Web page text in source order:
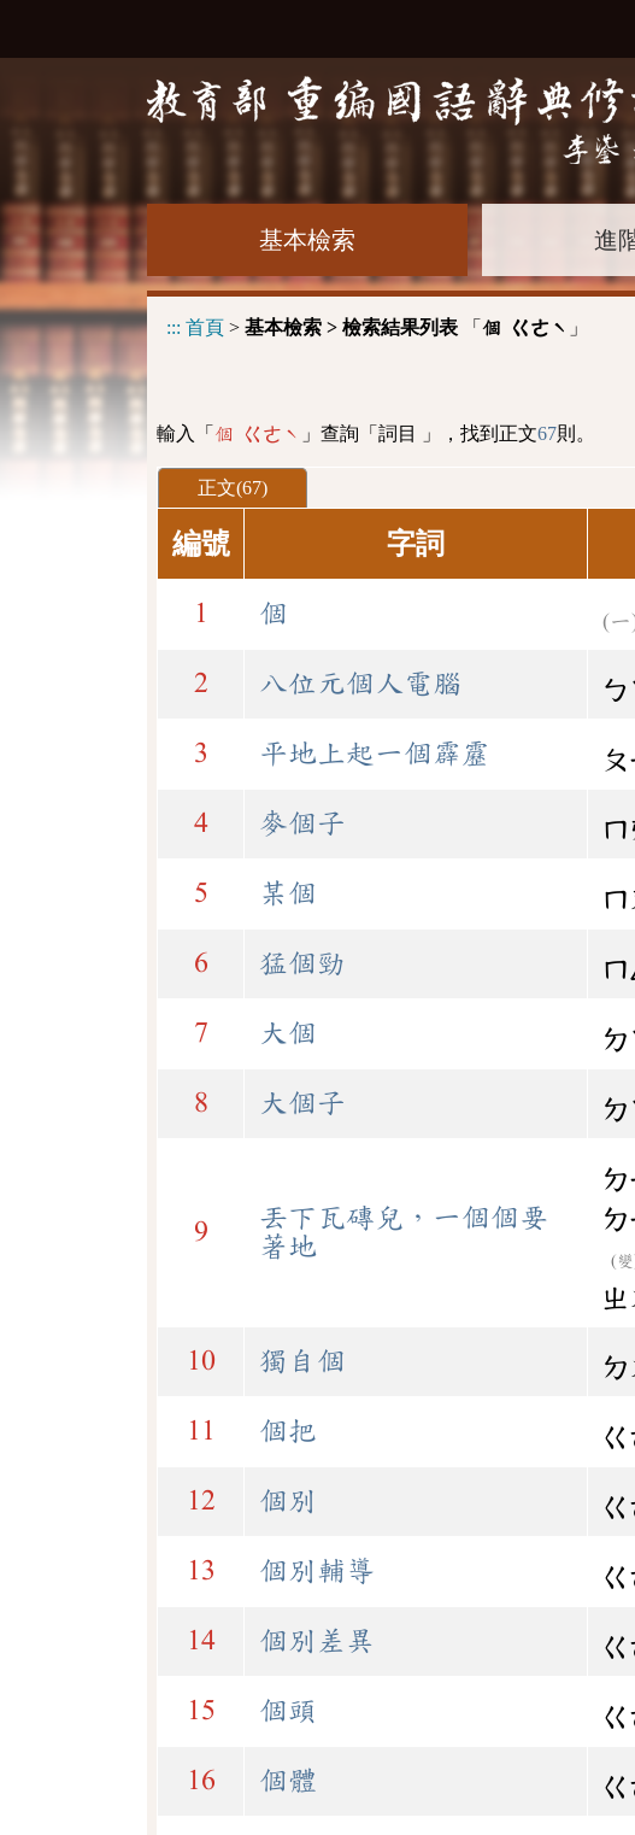
基本檢索 進
::: 首頁 > 基本檢索 > 檢索結果列表 「 個 ㄍㄜˋ 」
輸入「 個 ㄍㄜˋ 」查詢「詞目 」，找到正文67則。
正文(67)
編號 字詞
1 個
2 八位元個人電腦 ㄅ
3 平地上起一個霹靂 ㄆ
4 麥個子 ㄇ
5 某個 ㄇ
6 猛個勁 ㄇ
7 大個 ㄉ
8 大個子 ㄉ
9
丟下瓦磚兒，一個個要
著地
ㄉ
ㄉ
(
ㄓ
10 獨自個 ㄉ
11 個把 ㄍ
12 個別 ㄍ
13 個別輔導 ㄍ
14 個別差異 ㄍ
15 個頭 ㄍ
16 個體 ㄍ